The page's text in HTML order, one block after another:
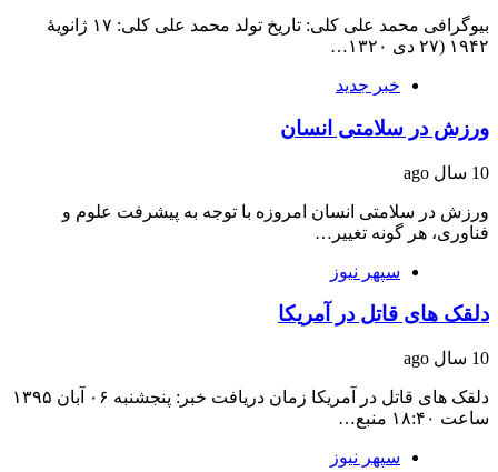
بیوگرافی محمد علی کلی: تاریخ تولد محمد علی کلی: ۱۷ ژانویهٔ
۱۹۴۲ (۲۷ دی ۱۳۲۰…
خبر جدید
ورزش در سلامتی انسان
10 سال ago
ورزش در سلامتی انسان امروزه با توجه به پیشرفت علوم و
فناوری، هر گونه تغییر…
سپهر نیوز
دلقک های قاتل در آمریکا
10 سال ago
دلقک های قاتل در آمریکا زمان دریافت خبر: پنجشنبه ۰۶ آبان ۱۳۹۵
ساعت ۱۸:۴۰ منبع…
سپهر نیوز